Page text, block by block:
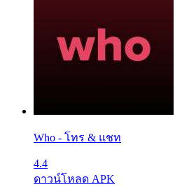
Who - โทร & แชท
4.4
ดาวน์โหลด APK